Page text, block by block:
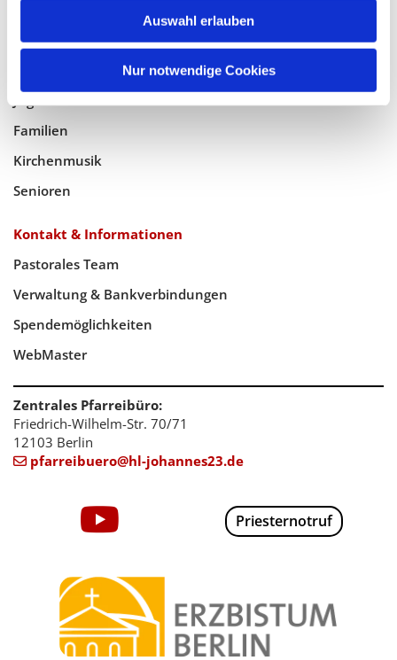
Auswahl erlauben
Nur notwendige Cookies
Taufe, Kommunion & Trauung
Familien
Kirchenmusik
Senioren
Kontakt & Informationen
Pastorales Team
Verwaltung & Bankverbindungen
Spendemöglichkeiten
WebMaster
Zentrales Pfarreibüro:
Friedrich-Wilhelm-Str. 70/71
12103 Berlin
 pfarreibuero@hl-johannes23.de
Priesternotruf